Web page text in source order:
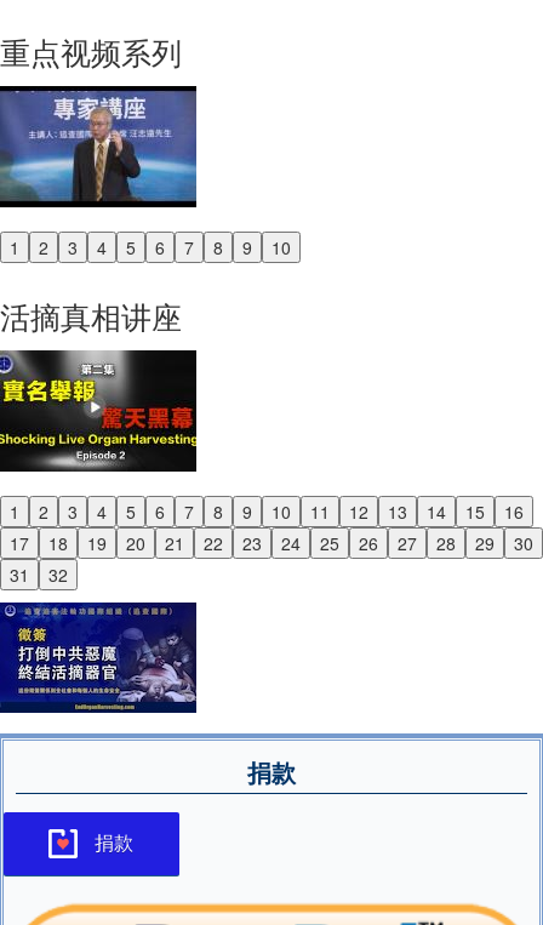
重点视频系列
1 2 3 4 5 6 7 8 9 10
Previous
活摘真相讲座
1 2 3 4 5 6 7 8 9 10 11 12 13 14 15
16
17
18 19 20 21 22 23 24 25 26 27 28 29
30
31
32
Previous
Next
捐款
捐款